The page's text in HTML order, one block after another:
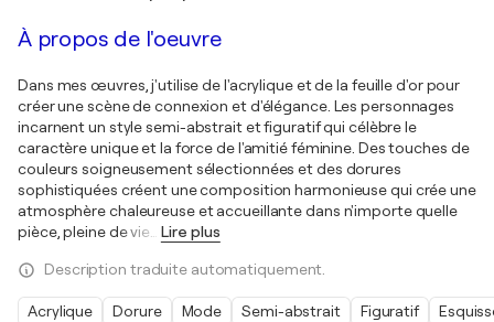
À propos de l'oeuvre
Dans mes œuvres, j'utilise de l'acrylique et de la feuille d'or pour
créer une scène de connexion et d'élégance. Les personnages
incarnent un style semi-abstrait et figuratif qui célèbre le
caractère unique et la force de l'amitié féminine. Des touches de
couleurs soigneusement sélectionnées et des dorures
sophistiquées créent une composition harmonieuse qui crée une
atmosphère chaleureuse et accueillante dans n'importe quelle
pièce, pleine de vie
Lire plus
Description traduite automatiquement.
Acrylique Dorure Mode Semi-abstrait Figuratif